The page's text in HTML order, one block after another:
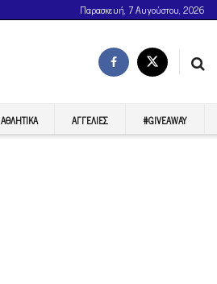
Παρασκευή, 7 Αυγούστου, 2026
ΑΘΛΗΤΙΚΆ ΑΓΓΕΛΊΕΣ #GIVEAWAY